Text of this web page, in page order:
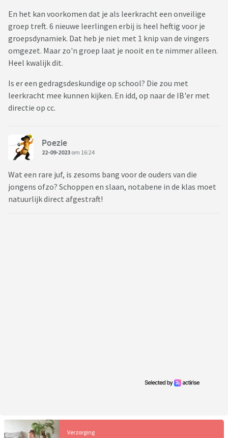
En het kan voorkomen dat je als leerkracht een onveilige
groep treft. 6 nieuwe leerlingen erbij is heel heftig voor je
groepsdynamiek. Dat heb je niet met 1 knip van de vingers
omgezet. Maar zo'n groep laat je nooit en te nimmer alleen.
Heel kwalijk dit.
Is er een gedragsdeskundige op school? Die zou met
leerkracht mee kunnen kijken. En idd, op naar de IB'er met
directie op cc.
Poezie
22-09-2023 om 16:24
Wat een rare juf, is zesoms bang voor de ouders van die
jongens ofzo? Schoppen en slaan, notabene in de klas moet
natuurlijk direct afgestraft!
Verzorging